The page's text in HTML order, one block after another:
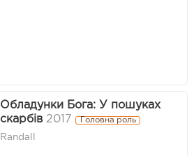
Обладунки Бога: У пошуках
скарбів 2017 Головна роль
Randall